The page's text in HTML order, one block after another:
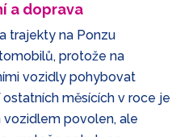
a doprava
trajekty na Ponzu
protože na
vozidly pohybovat
měsících v roce je
povolen, ale